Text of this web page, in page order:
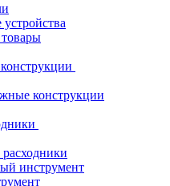
конструкции
инструмент